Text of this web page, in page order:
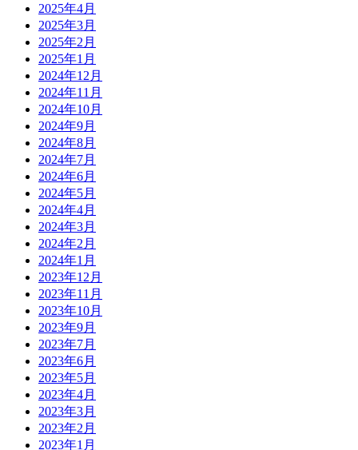
2025年4月
2025年3月
2025年2月
2025年1月
2024年12月
2024年11月
2024年10月
2024年9月
2024年8月
2024年7月
2024年6月
2024年5月
2024年4月
2024年3月
2024年2月
2024年1月
2023年12月
2023年11月
2023年10月
2023年9月
2023年7月
2023年6月
2023年5月
2023年4月
2023年3月
2023年2月
2023年1月